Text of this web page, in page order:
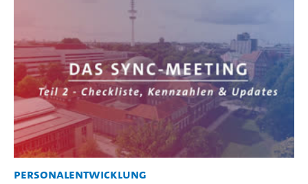
Personalentwicklung